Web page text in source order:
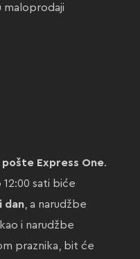
maloprodaji
Express One.
sati biće
dan, a narudžbe
i narudžbe
praznika, bit će